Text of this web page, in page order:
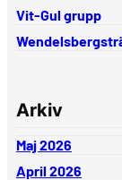
Vit-Gul grupp
Arkiv
Maj 2026
April 2026